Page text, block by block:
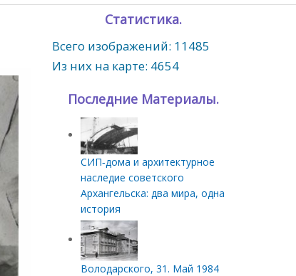
Статистика.
Всего изображений: 11485
Из них на карте: 4654
Последние Материалы.
СИП‑дома и архитектурное
наследие советского
Архангельска: два мира, одна
история
Володарского, 31. Май 1984